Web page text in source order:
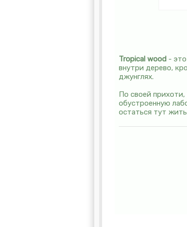
Tropical wood - это
внутри дерево,
джунглях.
По своей прихоти,
обустроенную
остаться тут